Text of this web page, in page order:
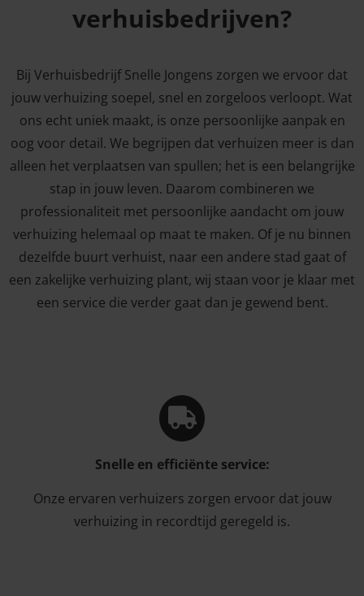
verhuisbedrijven?
Bij Verhuisbedrijf Snelle Jongens zorgen we ervoor dat
jouw verhuizing soepel, snel en zorgeloos verloopt. Wat
ons echt uniek maakt, is onze persoonlijke aanpak en
oog voor detail. We begrijpen dat verhuizen meer is dan
alleen het verplaatsen van spullen; het is een belangrijke
stap in jouw leven. Daarom combineren we
professionaliteit met persoonlijke aandacht om jouw
verhuizing helemaal op maat te maken. Of je nu binnen
dezelfde buurt verhuist, naar een andere stad gaat of
een zakelijke verhuizing plant, wij staan voor je klaar met
een service die verder gaat dan je gewend bent.
Snelle en efficiënte service:
Onze ervaren verhuizers zorgen ervoor dat jouw
verhuizing in recordtijd geregeld is.